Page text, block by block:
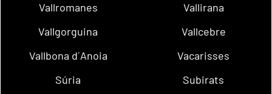
Vallromanes
Vallirana
Vallgorguina
Vallcebre
Vallbona d´Anoia
Vacarisses
Súria
Subirats